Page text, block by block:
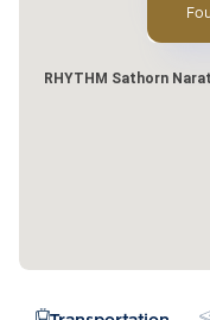
RHYTHM Sathorn